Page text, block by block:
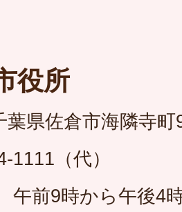
役所
葉県佐倉市海隣寺町
1111（代）
午前9時から午後4